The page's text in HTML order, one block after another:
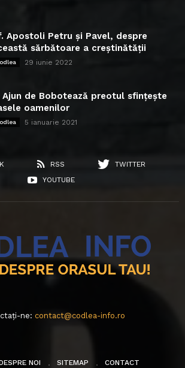
Apostoli Petru și Pavel, despre
sărbătoare a creștinătății
29 iunie 2022
Ajun de Bobotează preotul sfințește
oamenilor
5 ianuarie 2021
RSS
TWITTER
YOUTUBE
ne: contact@codlea-info.ro
NOI SITEMAP CONTACT